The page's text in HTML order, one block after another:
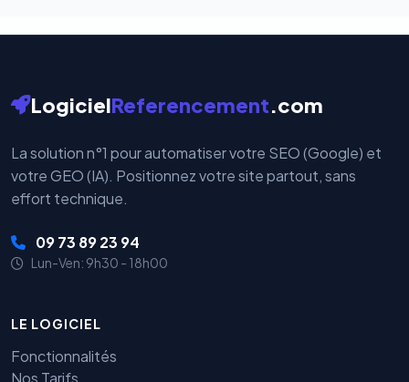
LogicielReferencement.com
La solution n°1 pour automatiser votre SEO (Google) et
votre GEO (IA). Positionnez votre site partout, sans
effort technique.
09 73 89 23 94
Lun-Ven: 9h30 - 18h00
LE LOGICIEL
Fonctionnalités